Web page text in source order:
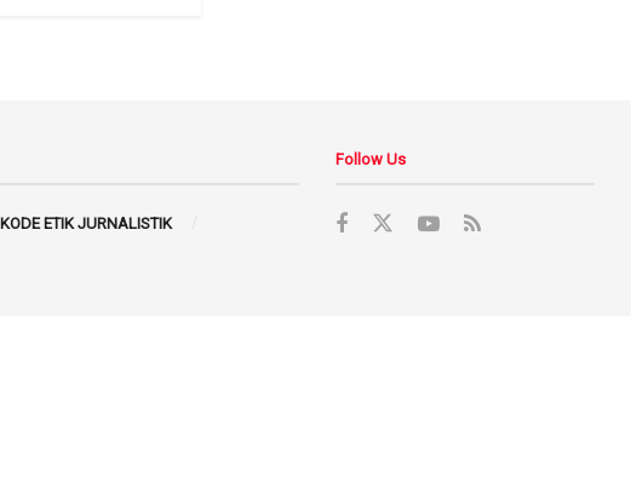
KODE ETIK JURNALISTIK
Follow Us